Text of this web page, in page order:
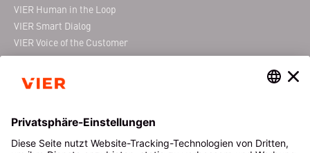
VIER Human in the Loop
VIER Smart Dialog
VIER Voice of the Customer
VIER Conferencing
News
Events
VIER Webinare